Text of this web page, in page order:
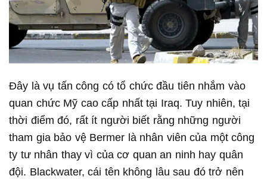
Đây là vụ tấn công có tổ chức đầu tiên nhắm vào
quan chức Mỹ cao cấp nhất tại Iraq. Tuy nhiên, tại
thời điểm đó, rất ít người biết rằng những người
tham gia bảo vệ Bermer là nhân viên của một công
ty tư nhân thay vì của cơ quan an ninh hay quân
đội. Blackwater, cái tên không lâu sau đó trở nên